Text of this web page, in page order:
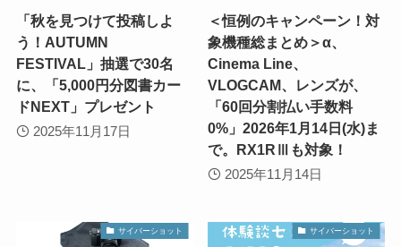
「秋を見つけて投稿しよ
う！AUTUMN
FESTIVAL」抽選で30名
に、「5,000円分図書カー
ドNEXT」プレゼント
2025年11月17日
＜恒例のキャンペーン！対
象機種総まとめ＞α、
Cinema Line、
VLOGCAM、レンズが、
「60回分割払い手数料
0%」2026年1月14日(水)ま
で。RX1RⅢも対象！
2025年11月14日
サイバーショット サイバーショット